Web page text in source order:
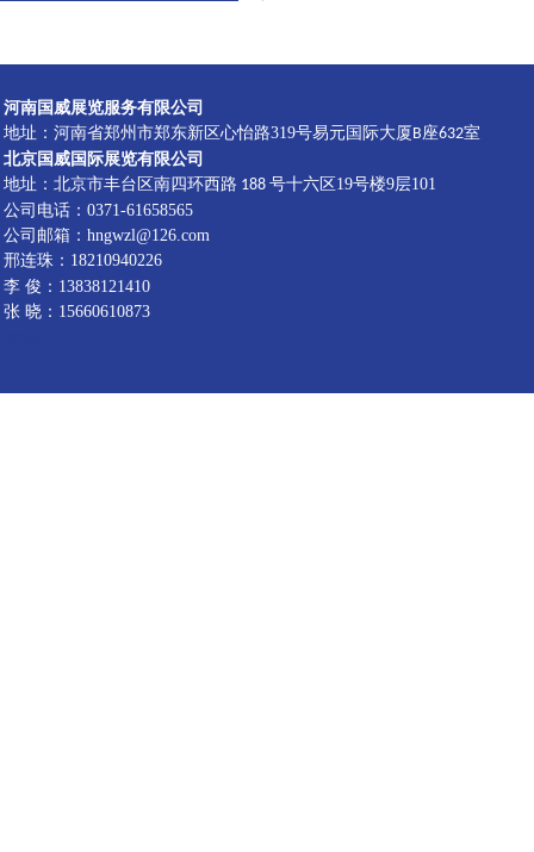
河南国威展览服务有限公司
地址：河南省郑州市郑东新区心怡路319号易元国际大厦B座632室
北京国威国际展览有限公司
地址：北京市丰台区南四环西路 188 号十六区19号楼9层101
公司电话：0371-61658565
公司邮箱：hngwzl@126.com
邢连珠：18210940226
李 俊：13838121410
张 晓：15660610873